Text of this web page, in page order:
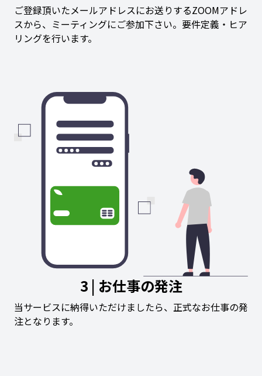
ご登録頂いたメールアドレスにお送りするZOOMアドレ
スから、ミーティングにご参加下さい。要件定義・ヒア
リングを行います。
3 | お仕事の発注
当サービスに納得いただけましたら、正式なお仕事の発
注となります。